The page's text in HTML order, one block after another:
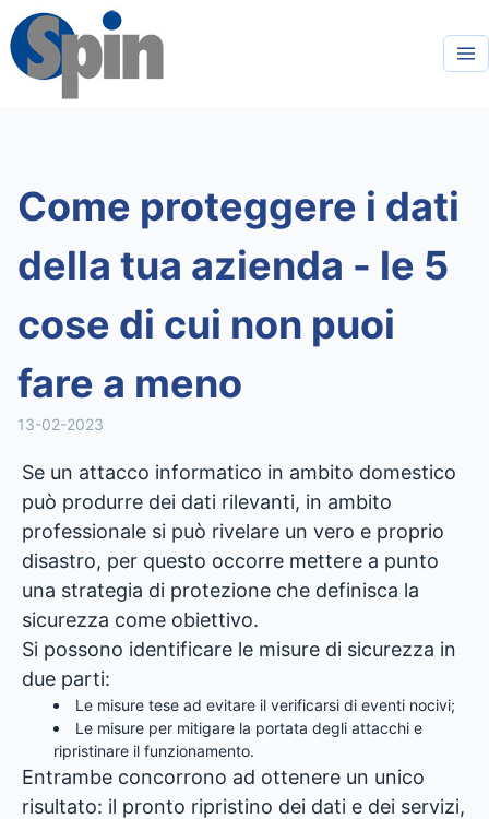
Come proteggere i dati
della tua azienda - le 5
cose di cui non puoi
fare a meno
13-02-2023
Se un attacco informatico in ambito domestico
può produrre dei dati rilevanti, in ambito
professionale si può rivelare un vero e proprio
disastro, per questo occorre mettere a punto
una strategia di protezione che definisca la
sicurezza come obiettivo.
Si possono identificare le misure di sicurezza in
due parti:
Le misure tese ad evitare il verificarsi di eventi nocivi;
Le misure per mitigare la portata degli attacchi e
ripristinare il funzionamento.
Entrambe concorrono ad ottenere un unico
risultato: il pronto ripristino dei dati e dei servizi,